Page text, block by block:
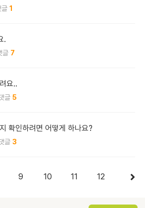
1
.
7
요..
5
확인하려면 어떻게 하나요?
3
9 10 11 12